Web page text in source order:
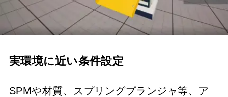
実環境に近い条件設定
SPMや材質、スプリングプランジャ等、ア